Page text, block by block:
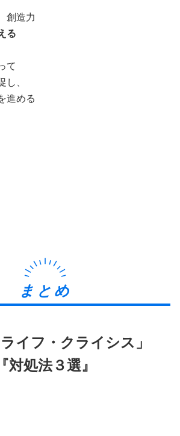
創造力
る
て
、
進める
まとめ
ライフ・クライシス」
『対処法３選』